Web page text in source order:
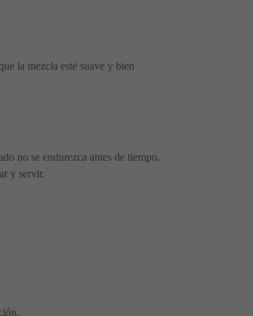
la mezcla esté suave y bien
no se endurezca antes de tiempo.
y servir.